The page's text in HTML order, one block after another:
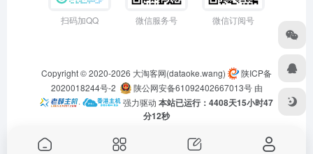
扫码加QQ 微信服务号 微信订阅号
Copyright © 2020-2026 大淘客网(dataoke.wang)
陕ICP备
2020018244号-2
陕公网安备61092402667013号由
·
强力驱动 本站已运行：4408天15小时47
分12秒